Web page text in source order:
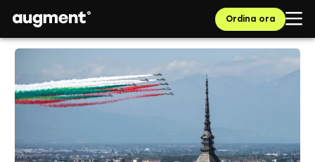
Ordina ora